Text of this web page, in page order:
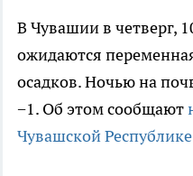
В Чувашии в четверг,
ожидаются
осадков. Ночью на
−1. Об этом сообщают
Чувашской Республике